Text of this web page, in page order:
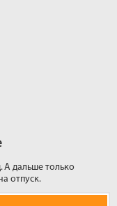
дальше только
отпуск.